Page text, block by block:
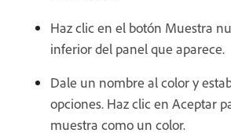
Haz clic en el botón Muestra
inferior del panel que aparece.
Dale un nombre al color y
opciones. Haz clic en Aceptar
muestra como un color.